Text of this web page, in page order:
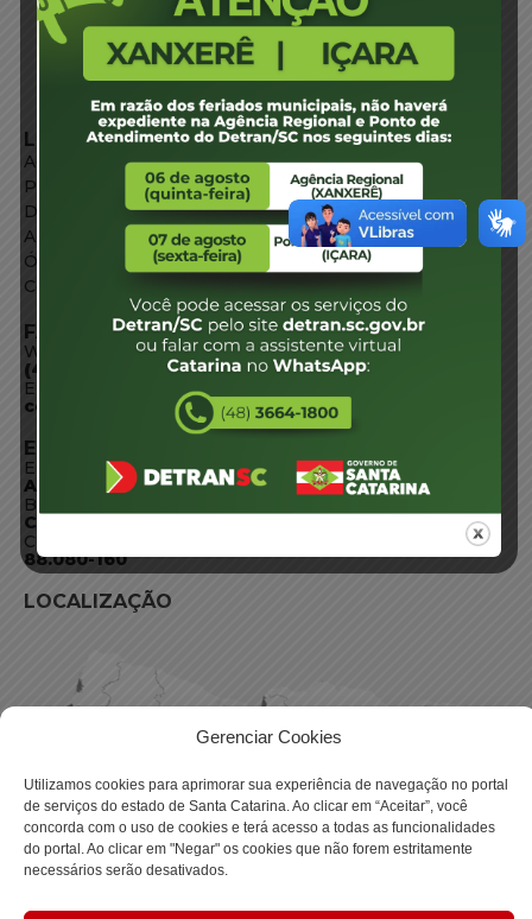
Gerenciar Cookies
Utilizamos cookies para aprimorar sua experiência de navegação no portal
de serviços do estado de Santa Catarina. Ao clicar em “Aceitar”, você
concorda com o uso de cookies e terá acesso a todas as funcionalidades
do portal. Ao clicar em "Negar" os cookies que não forem estritamente
necessários serão desativados.
LINKS EXTERNOS
Agência de Notícias
Portal de Serviços
Diário Oficial
Acesso à Informação
Órgãos do Governo
Conheça SC
FALE CONOSCO
WhatsApp:
(48) 3664-1800
E-mail:
centraldeinformacoes@detran.sc.gov.br
ENDEREÇO
Endereço:
Av. Almirante Tamandaré - 480
Bairro:
Coqueiros, Florianópolis SC
CEP:
88.080-160
LOCALIZAÇÃO